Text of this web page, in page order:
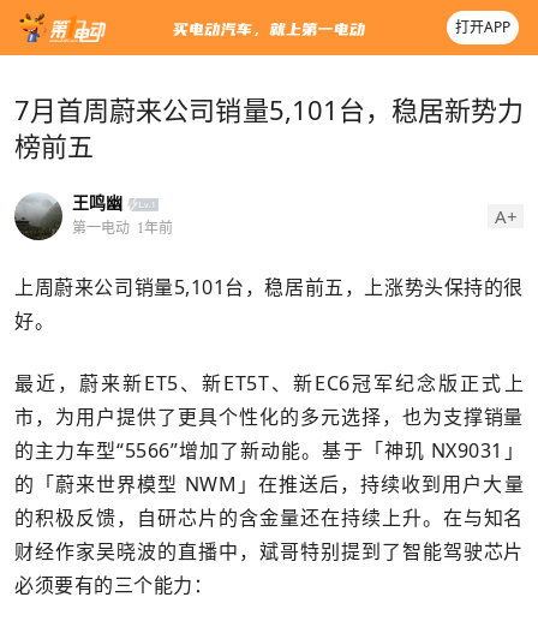
打开APP
7月首周蔚来公司销量5,101台，稳居新势力
榜前五
王鸣幽
第一电动 1年前 A+
上周蔚来公司销量5,101台，稳居前五，上涨势头保持的很
好。
最近，蔚来新ET5、新ET5T、新EC6冠军纪念版正式上
市，为用户提供了更具个性化的多元选择，也为支撑销量
的主力车型“5566”增加了新动能。基于「神玑 NX9031」
的「蔚来世界模型 NWM」在推送后，持续收到用户大量
的积极反馈，自研芯片的含金量还在持续上升。在与知名
财经作家吴晓波的直播中，斌哥特别提到了智能驾驶芯片
必须要有的三个能力：